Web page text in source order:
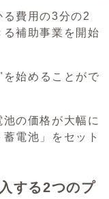
費用の3分の2
補助事業を開始
始めることがで
の価格が大幅に
電池」をセット
する2つのプ